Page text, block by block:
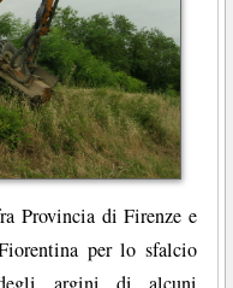
Provincia di Firenze e
per lo sfalcio